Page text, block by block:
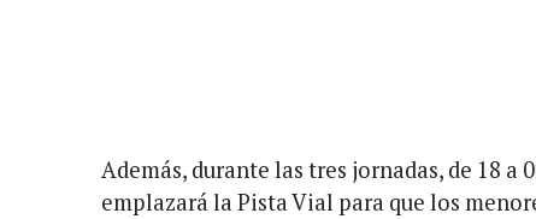
Además, durante las tres jornadas, de 18 a
emplazará la Pista Vial para que los